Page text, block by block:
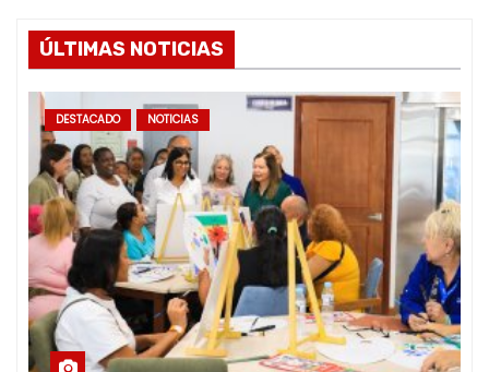
ÚLTIMAS NOTICIAS
DESTACADO NOTICIAS